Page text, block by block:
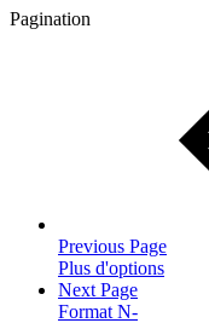
Pagination
Previous Page
Plus d'options
Next Page
Format N-